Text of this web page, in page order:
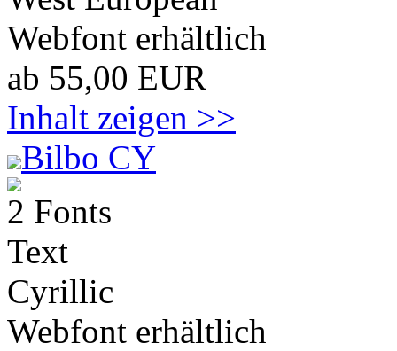
Webfont erhältlich
ab 55,00 EUR
Inhalt zeigen >>
Bilbo CY
2 Fonts
Text
Cyrillic
Webfont erhältlich